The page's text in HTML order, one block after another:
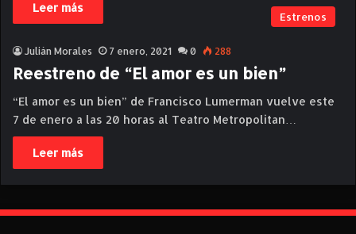
Leer más
Estrenos
Julián Morales 7 enero, 2021 0 288
Reestreno de “El amor es un bien”
“El amor es un bien” de Francisco Lumerman vuelve este
7 de enero a las 20 horas al Teatro Metropolitan…
Leer más